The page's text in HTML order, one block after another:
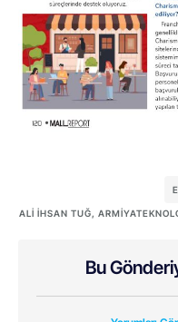
ALI İHSAN TUĞ,
Bu